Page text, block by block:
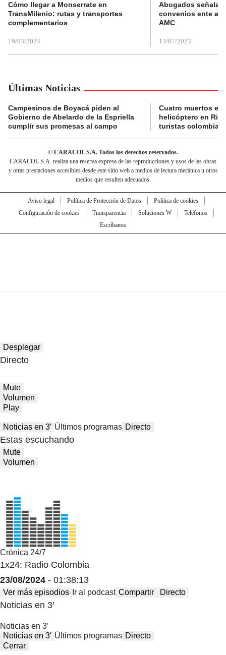
Cómo llegar a Monserrate en
TransMilenio: rutas y transportes
complementarios
19/03/2024
Abogados
convenios ente
AMC
13/07/2023
Últimas Noticias
Campesinos de Boyacá piden al
Gobierno de Abelardo de la Espriella
cumplir sus promesas al campo
Cuatro muertos en
helicóptero en
turistas
© CARACOL S.A. Todos los derechos reservados.
CARACOL S.A. realiza una reserva expresa de las reproducciones y usos de las obras
y otras prestaciones accesibles desde este sitio web a medios de lectura mecánica u otros
medios que resulten adecuados.
Aviso legal Política de Protección de Datos
Política de cookies
Configuración de cookies
Transparencia Soluciones W
Teléfonos
Escríbanos
Desplegar
Directo
Mute
Volumen
Play
Noticias en 3′ Últimos programas Directo
Estas escuchando
Mute
Volumen
Crónica 24/7
1x24: Radio Colombia
23/08/2024 - 01:38:13
Ver más episodios Ir al podcast Compartir Directo
Noticias en 3′
Noticias en 3′
Noticias en 3′ Últimos programas Directo
Cerrar